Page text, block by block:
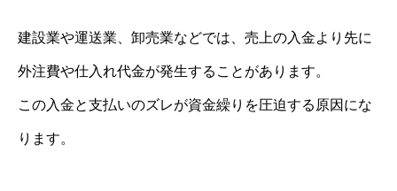
建設業や運送業、卸売業などでは、売上の入金より先に
外注費や仕入れ代金が発生することがあります。
この入金と支払いのズレが資金繰りを圧迫する原因にな
ります。